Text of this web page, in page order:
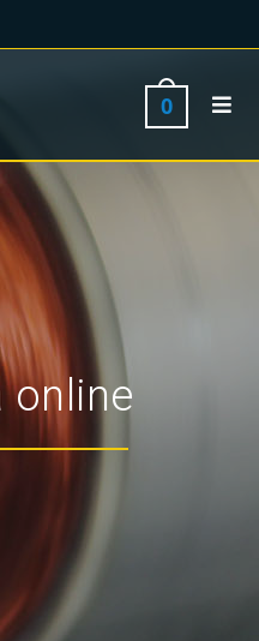
0
online